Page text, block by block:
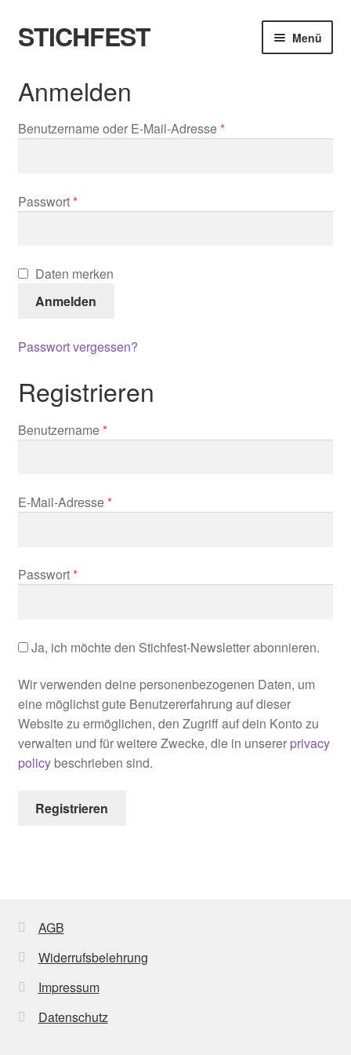
Zur
Navigation
Zum
Inhalt
STICHFEST Menü
About me
Anmelden
Benutzername oder E-Mail-Adresse*Required
Passwort*Required
Daten merken
Anmelden
Passwort vergessen?
Registrieren
Benutzername*Required
E-Mail-Adresse*Required
Passwort*Required
Ja, ich möchte den Stichfest-Newsletter abonnieren.
Wir verwenden deine personenbezogenen Daten, um
eine möglichst gute Benutzererfahrung auf dieser
Website zu ermöglichen, den Zugriff auf dein Konto zu
verwalten und für weitere Zwecke, die in unserer privacy
policybeschrieben sind.
Registrieren
AGB
Widerrufsbelehrung
Impressum
Datenschutz